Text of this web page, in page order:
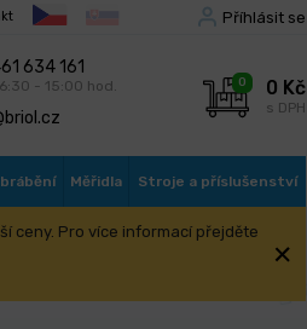
Příhlásit se
634 161
- 15:00 hod. 0 0 Kč
s DPH
Měřidla Stroje a příslušenství
ceny. Pro více informací přejděte